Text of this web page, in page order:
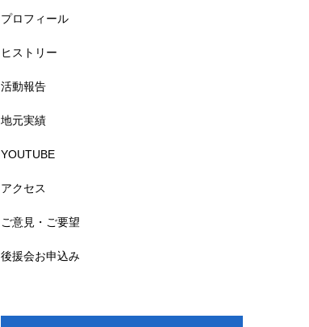
プロフィール
ヒストリー
活動報告
地元実績
YOUTUBE
アクセス
ご意見・ご要望
後援会お申込み